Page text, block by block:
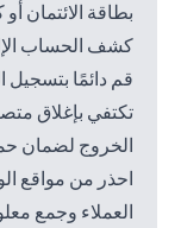
بطاقة الائتمان
كشف الحساب
قم دائمًا بتسجيل
تكتفي بإغلاق
الخروج لضمان
احذر من مواقع
العملاء وجمع